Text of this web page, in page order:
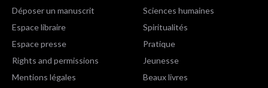
Déposer un manuscrit
Espace libraire
Espace presse
Rights and permissions
Mentions légales
Sciences humaines
Spiritualités
Pratique
Jeunesse
Beaux livres